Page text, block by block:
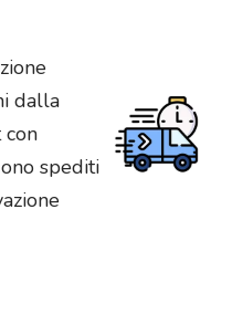
dalla
spediti